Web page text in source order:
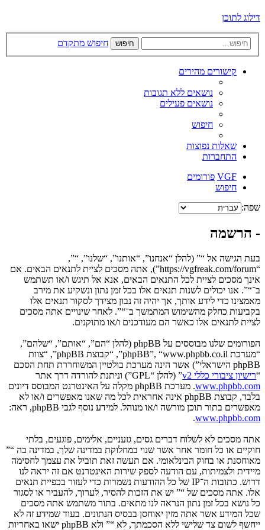
דילוג לתוכן
חיפוש חיפוש מתקדם
קישורים מהירים
נושאים ללא תגובות
נושאים פעילים
חיפוש
שאלות נפוצות
התחברות
VGF פורומים
חיפוש
שפה:
- הרשמה
בעת הגישה אל “” (להלן “אנחנו”, “אותנו”, “שלנו”, “”,
“https://vgfreak.com/forum”), אתה מסכים לציית לתנאים הבאים. אם
אינך מסכים לציית לכל התנאים הבאים, אנא אל תיגש ו/או תשתמש
ב־“”. אנו יכולים לשנות תנאים אלו בכל זמן נתון ונשקיע את מירב
מאמצינו כדי לידע אותך, אך יהיה זה נבון מצידך לסקור תנאים אלו
בקביעות כחלק מהשימוש המתמשך ב־“”. לאחר שינויים אתה מסכים
לציית לתנאים אלו כאשר הם מעודכנים ו/או מתוקנים.
הפורומים שלנו מבוססים על phpBB (להלן “הם”, “אותם”, “שלהם”,
“מערכת phpBB”, “www.phpbb.co.il”, “קבוצת phpBB”, “צוות
phpBB הישראלי”) אשר הינה מערכת בולטיין המשוחררת תחת הסכם
“רישיון ציבורי כללי v2
” (להלן “GPL”) וניתנת להורדה דרך אתר
www.phpbb.com
. מערכת phpBB מקלה על האינטרנט המבוסס דיונים
בלבד, קבוצת phpBB אינה אחראית לכל מה שאנו מאפשרים ו/או לא
מאפשרים בתור תוכן מורשה ו/או מנוהל. למידע נוסף לגבי phpBB, ראה:
www.phpbb.com
.
אתה מסכים לא לשלוח דברים גסים, גזעניים, אלימים, פוגעים, בלתי
חוקיים או כל חומר אחר אשר שנוי במחלוקת במדינה שלך, במדינה בה “”
מאוחסנת או בחוק הבינלאומי. אם תעשה זאת תוביל את עצמך לחסימה
מיידית ולצמיתות, עם הודעה לספק שירות האינטרנט אם זה יראה לנו
דרוש. כתובות ה־IP של כל ההודעות נשמרות כדי לעזור בכפיית תנאים
אלו. אתה מסכים של “” יש את הזכות להסיר, לערוך, להעביר או לסגור
כל נושא בכל זמן נתון הנראה לנו מתאים. בתור משתמש אתה מסכים
שכל המידע אשר אתה מזין יאוחסן בבסיס הנתונים. בעוד שמידע זה לא
ייחשף לשום צד שלישי ללא הסכמתך, לא “” ולא phpBB ישאו באחריות